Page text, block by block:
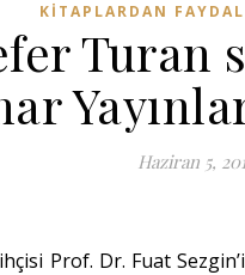
KITAPLARDAN
Turan
Haziran 5,
Prof. Dr. Fuat